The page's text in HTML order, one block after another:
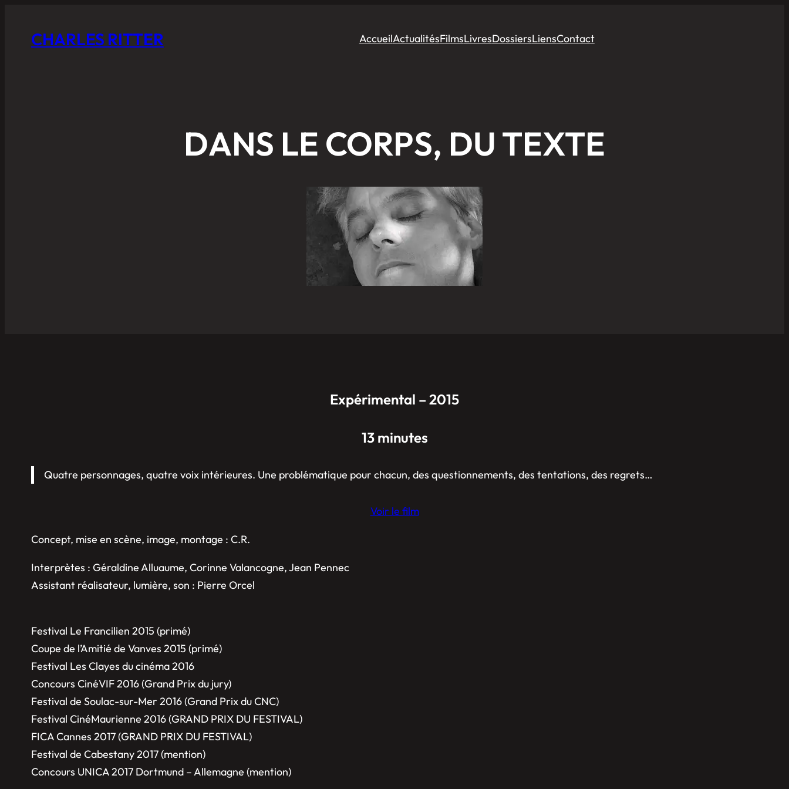
CHARLES RITTER AccueilActualitésFilmsLivresDossiersLiensContact
DANS LE CORPS, DU TEXTE
Expérimental – 2015
13 minutes
Quatre personnages, quatre voix intérieures. Une problématique pour chacun, des questionnements, des tentations, des regrets…
Voir le film
Concept, mise en scène, image, montage : C.R.
Interprètes : Géraldine Alluaume, Corinne Valancogne, Jean Pennec
Assistant réalisateur, lumière, son : Pierre Orcel
Festival Le Francilien 2015 (primé)
Coupe de l’Amitié de Vanves 2015 (primé)
Festival Les Clayes du cinéma 2016
Concours CinéVIF 2016 (Grand Prix du jury)
Festival de Soulac-sur-Mer 2016 (Grand Prix du CNC)
Festival CinéMaurienne 2016 (GRAND PRIX DU FESTIVAL)
FICA Cannes 2017 (GRAND PRIX DU FESTIVAL)
Festival de Cabestany 2017 (mention)
Concours UNICA 2017 Dortmund – Allemagne (mention)